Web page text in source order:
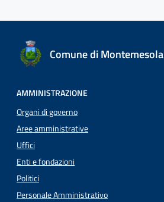
Comune di Montemesola
AMMINISTRAZIONE
Organi di governo
Aree amministrative
Uffici
Enti e fondazioni
Politici
Personale Amministrativo